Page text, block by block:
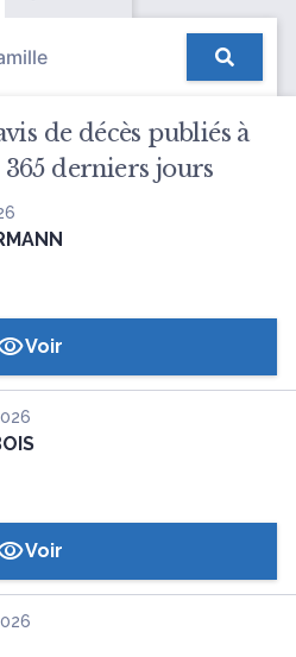
de décès publiés à
derniers jours
Voir
Voir